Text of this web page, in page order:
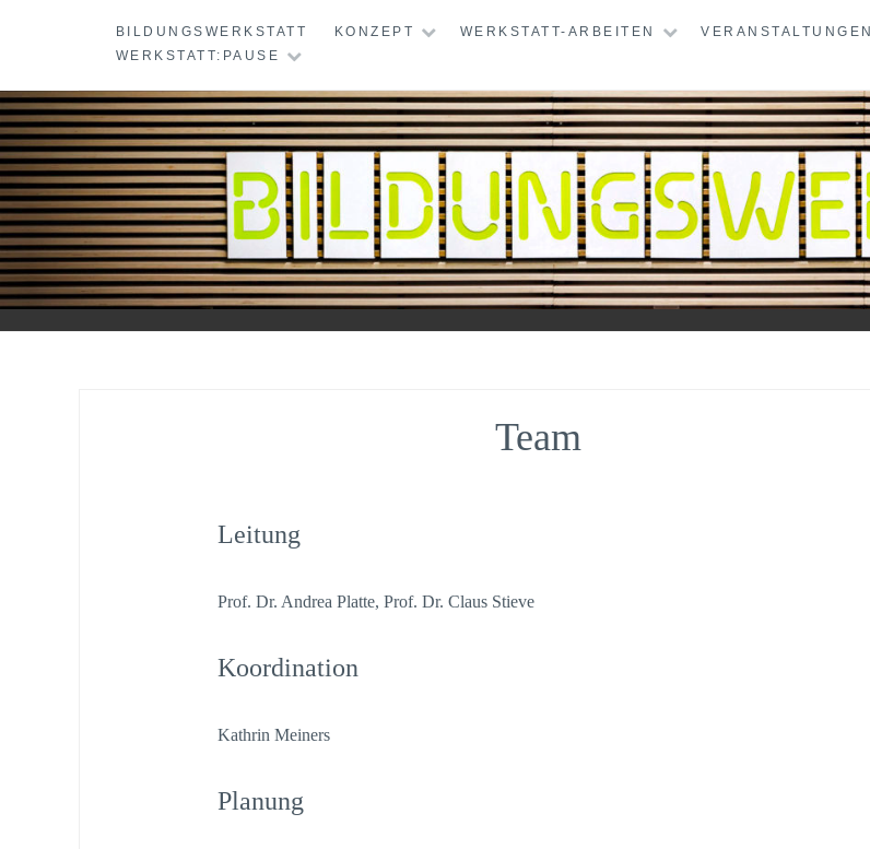
BILDUNGSWERKSTATT KONZEPT WERKSTATT-ARBEITEN VERANSTALTUNGEN
WERKSTATT:PAUSE
BILDUNGSWERKSTATT
Team
Leitung
Prof. Dr. Andrea Platte, Prof. Dr. Claus Stieve
Koordination
Kathrin Meiners
Planung